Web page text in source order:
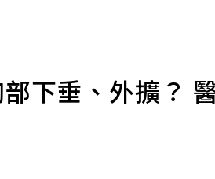
下垂、外擴？